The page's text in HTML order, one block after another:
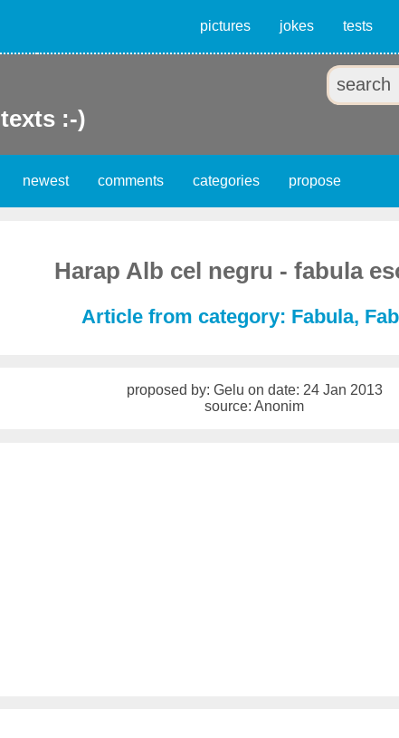
pictures jokes tests
texts :-)
newest comments categories propose
Harap Alb cel negru - fabula
Article from category: Fabula,
proposed by: Gelu on date: 24 Jan 2013
source: Anonim